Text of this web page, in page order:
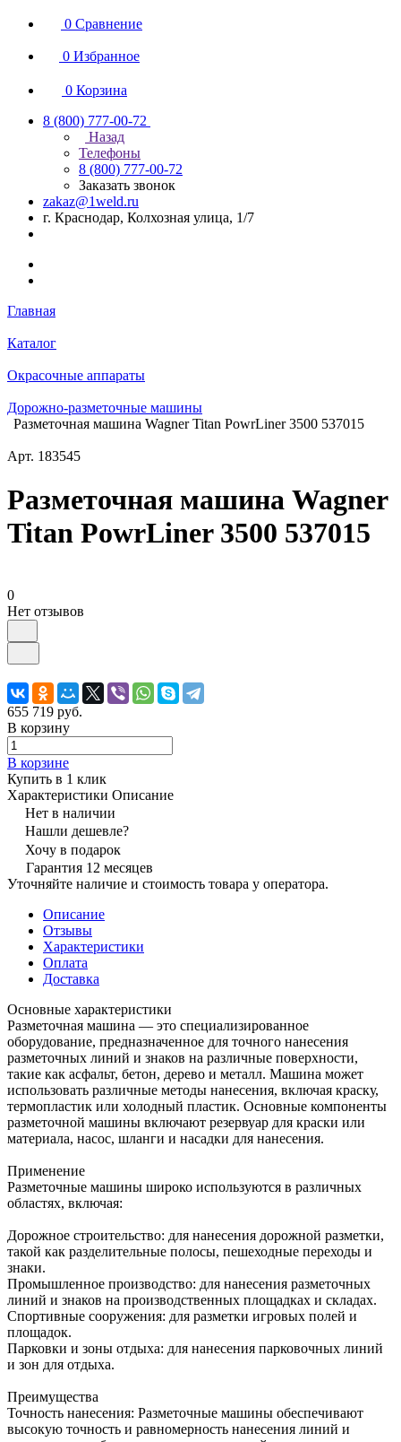
0 Сравнение
0 Избранное
0 Корзина
8 (800) 777-00-72
Назад
Телефоны
8 (800) 777-00-72
Заказать звонок
zakaz@1weld.ru
г. Краснодар, Колхозная улица, 1/7
Главная
Каталог
Окрасочные аппараты
Дорожно-разметочные машины
Разметочная машина Wagner Titan PowrLiner 3500 537015
Арт. 183545
Разметочная машина Wagner
Titan PowrLiner 3500 537015
0
Нет отзывов
655 719 руб.
В корзину
В корзине
Купить в 1 клик
Характеристики Описание
Нет в наличии
Нашли дешевле?
Хочу в подарок
Гарантия 12 месяцев
Уточняйте наличие и стоимость товара у оператора.
Описание
Отзывы
Характеристики
Оплата
Доставка
Основные характеристики
Разметочная машина — это специализированное
оборудование, предназначенное для точного нанесения
разметочных линий и знаков на различные поверхности,
такие как асфальт, бетон, дерево и металл. Машина может
использовать различные методы нанесения, включая краску,
термопластик или холодный пластик. Основные компоненты
разметочной машины включают резервуар для краски или
материала, насос, шланги и насадки для нанесения.
Применение
Разметочные машины широко используются в различных
областях, включая:
Дорожное строительство: для нанесения дорожной разметки,
такой как разделительные полосы, пешеходные переходы и
знаки.
Промышленное производство: для нанесения разметочных
линий и знаков на производственных площадках и складах.
Спортивные сооружения: для разметки игровых полей и
площадок.
Парковки и зоны отдыха: для нанесения парковочных линий
и зон для отдыха.
Преимущества
Точность нанесения: Разметочные машины обеспечивают
высокую точность и равномерность нанесения линий и